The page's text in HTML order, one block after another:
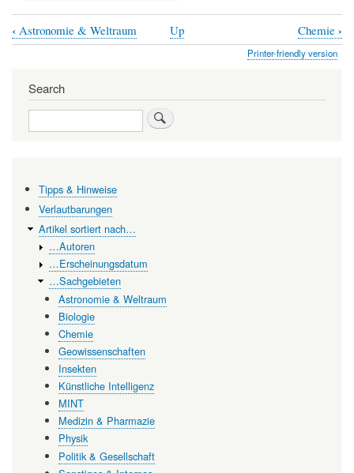
Book
links
for
Biologie
‹ Astronomie & Weltraum Up Chemie ›
Printer-friendly version
Search
Search
Tipps & Hinweise
Verlautbarungen
Artikel sortiert nach…
…Autoren
…Erscheinungsdatum
…Sachgebieten
Astronomie & Weltraum
Biologie
Chemie
Geowissenschaften
Insekten
Künstliche Intelligenz
MINT
Medizin & Pharmazie
Physik
Politik & Gesellschaft